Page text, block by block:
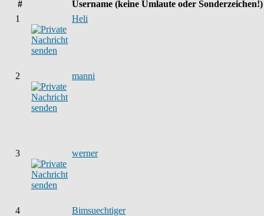
#
Username (keine Umlaute oder Sonderzeichen!)
1
Heli
2 manni
3 werner
4 Bimsuechtiger